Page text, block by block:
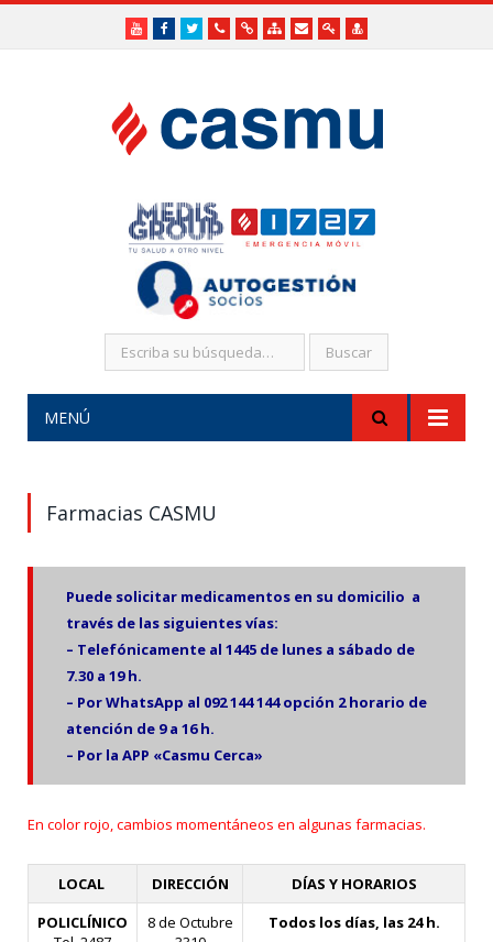
YoutubeFacebook
TwitterTeléfonos
EnlacesMapaFormularios
AccesoAcceso
MENÚ
Farmacias CASMU
Puede solicitar medicamentos en su domicilio a
través de las siguientesvías:
– Telefónicamente al 1445 de lunes a sábado de
7.30 a 19 h.
– Por WhatsApp al 092 144 144 opción 2 horario de
atención de 9 a 16 h.
– Por la APP «Casmu Cerca»
En color rojo, cambios momentáneos en algunas farmacias.
LOCAL DIRECCIÓN
DÍAS Y HORARIOS
POLICLÍNICO
8 de Octubre
Todos los días, las 24 h.